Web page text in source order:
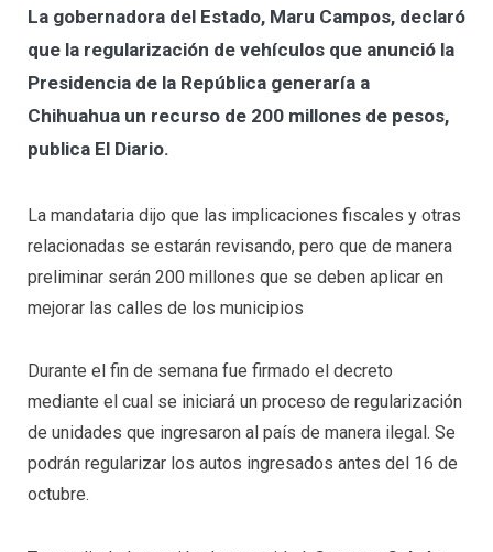
La gobernadora del Estado, Maru Campos, declaró
que la regularización de vehículos que anunció la
Presidencia de la República generaría a
Chihuahua un recurso de 200 millones de pesos,
publica El Diario.
La mandataria dijo que las implicaciones fiscales y otras
relacionadas se estarán revisando, pero que de manera
preliminar serán 200 millones que se deben aplicar en
mejorar las calles de los municipios
Durante el fin de semana fue firmado el decreto
mediante el cual se iniciará un proceso de regularización
de unidades que ingresaron al país de manera ilegal. Se
podrán regularizar los autos ingresados antes del 16 de
octubre.